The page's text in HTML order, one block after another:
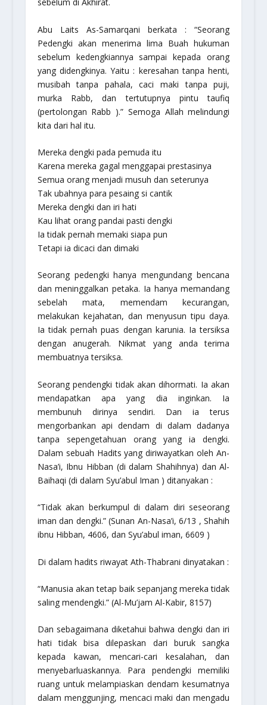
Abu Laits As-Samarqani berkata : “Seorang
Pedengki akan menerima lima Buah hukuman
sebelum kedengkiannya sampai kepada orang
yang didengkinya. Yaitu : keresahan tanpa henti,
musibah tanpa pahala, caci maki tanpa puji,
murka Rabb, dan tertutupnya pintu taufiq
(pertolongan Rabb ).” Semoga Allah melindungi
kita dari hal itu.
Mereka dengki pada pemuda itu
Karena mereka gagal menggapai prestasinya
Semua orang menjadi musuh dan seterunya
Tak ubahnya para pesaing si cantik
Mereka dengki dan iri hati
Kau lihat orang pandai pasti dengki
Ia tidak pernah memaki siapa pun
Tetapi ia dicaci dan dimaki
Seorang pedengki hanya mengundang bencana
dan meninggalkan petaka. Ia hanya memandang
sebelah mata, memendam kecurangan,
melakukan kejahatan, dan menyusun tipu daya.
Ia tidak pernah puas dengan karunia. Ia tersiksa
dengan anugerah. Nikmat yang anda terima
membuatnya tersiksa.
Seorang pendengki tidak akan dihormati. Ia akan
mendapatkan apa yang dia inginkan. Ia
membunuh dirinya sendiri. Dan ia terus
mengorbankan api dendam di dalam dadanya
tanpa sepengetahuan orang yang ia dengki.
Dalam sebuah Hadits yang diriwayatkan oleh An-
Nasa’i, Ibnu Hibban (di dalam Shahihnya) dan Al-
Baihaqi (di dalam Syu’abul Iman ) ditanyakan :
“Tidak akan berkumpul di dalam diri seseorang
iman dan dengki.”(Sunan An-Nasa’i, 6/13 , Shahih
ibnu Hibban, 4606, dan Syu’abul iman, 6609 )
Di dalam hadits riwayat Ath-Thabrani dinyatakan :
“Manusia akan tetap baik sepanjang mereka tidak
saling mendengki.”(Al-Mu’jam Al-Kabir, 8157)
Dan sebagaimana diketahui bahwa dengki dan iri
hati tidak bisa dilepaskan dari buruk sangka
kepada kawan, mencari-cari kesalahan, dan
menyebarluaskannya. Para pendengki memiliki
ruang untuk melampiaskan dendam kesumatnya
dalam menggunjing, mencaci maki dan mengadu